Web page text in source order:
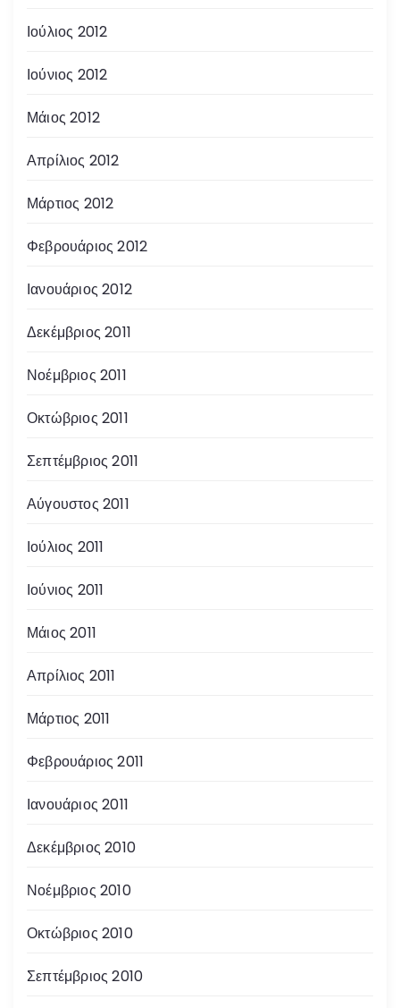
Ιούλιος 2012
Ιούνιος 2012
Μάιος 2012
Απρίλιος 2012
Μάρτιος 2012
Φεβρουάριος 2012
Ιανουάριος 2012
Δεκέμβριος 2011
Νοέμβριος 2011
Οκτώβριος 2011
Σεπτέμβριος 2011
Αύγουστος 2011
Ιούλιος 2011
Ιούνιος 2011
Μάιος 2011
Απρίλιος 2011
Μάρτιος 2011
Φεβρουάριος 2011
Ιανουάριος 2011
Δεκέμβριος 2010
Νοέμβριος 2010
Οκτώβριος 2010
Σεπτέμβριος 2010